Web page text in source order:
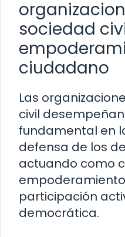
sociedad
ciudadano
Las
civil
fundamental en
defensa de los
actuando como
participación
democrática.